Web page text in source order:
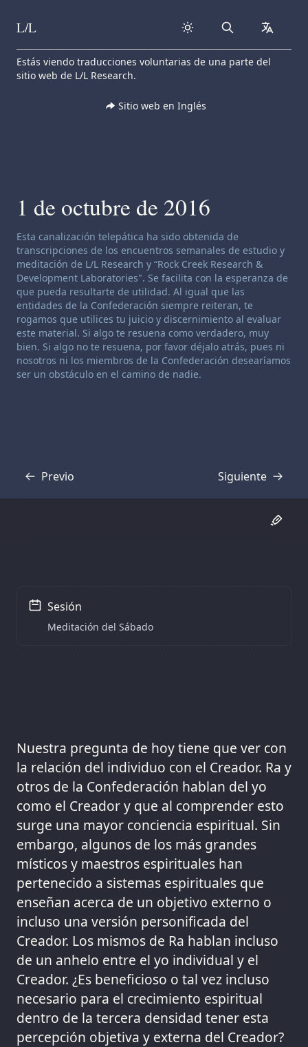
Skip to content
L/L Search
Estás viendo traducciones voluntarias de una parte del
sitio web de L/L Research.
Sitio web en Inglés
1 de octubre de 2016
Descargo de responsabilidad de canalización:
Esta canalización telepática ha sido obtenida de
transcripciones de los encuentros semanales de estudio y
meditación de L/L Research y “Rock Creek Research &
Development Laboratories". Se facilita con la esperanza de
que pueda resultarte de utilidad. Al igual que las
entidades de la Confederación siempre reiteran, te
rogamos que utilices tu juicio y discernimiento al evaluar
este material. Si algo te resuena como verdadero, muy
bien. Si algo no te resuena, por favor déjalo atrás, pues ni
nosotros ni los miembros de la Confederación desearíamos
ser un obstáculo en el camino de nadie.
Previo
Transcripción Siguiente
Transcripción
Nuestra pregunta de hoy tiene que ver con
la relación del individuo con el Creador. Ra y
otros de la Confederación hablan del yo
como el Creador y que al comprender esto
surge una mayor conciencia espiritual. Sin
embargo, algunos de los más grandes
místicos y maestros espirituales han
pertenecido a sistemas espirituales que
enseñan acerca de un objetivo externo o
incluso una versión personificada del
Creador. Los mismos de Ra hablan incluso
de un anhelo entre el yo individual y el
Creador. ¿Es beneficioso o tal vez incluso
necesario para el crecimiento espiritual
dentro de la tercera densidad tener esta
percepción objetiva y externa del Creador?
Sesión
Meditación del Sábado